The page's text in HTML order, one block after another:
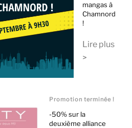
mangas à
Chamnord
!
Lire plus
>
Promotion terminée !
-50% sur la
deuxième alliance